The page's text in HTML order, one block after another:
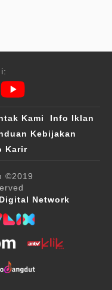
Kami
Info Iklan
Kebijakan
Karir
©2019
Network